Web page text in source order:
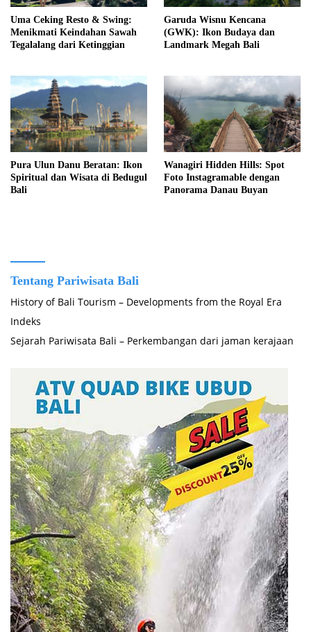
Uma Ceking Resto & Swing:
Menikmati Keindahan Sawah
Tegalalang dari Ketinggian
Garuda Wisnu Kencana
(GWK): Ikon Budaya dan
Landmark Megah Bali
Pura Ulun Danu Beratan: Ikon
Spiritual dan Wisata di Bedugul
Bali
Wanagiri Hidden Hills: Spot
Foto Instagramable dengan
Panorama Danau Buyan
Tentang Pariwisata Bali
History of Bali Tourism – Developments from the Royal Era
Indeks
Sejarah Pariwisata Bali – Perkembangan dari jaman kerajaan